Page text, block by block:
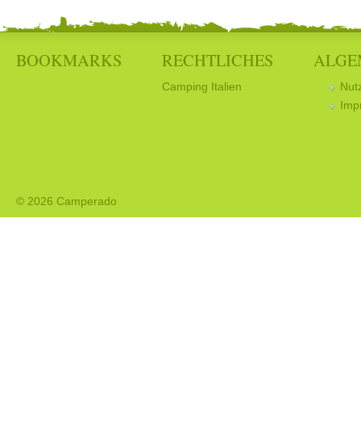
BOOKMARKS RECHTLICHES
Camping Italien
© 2026 Camperado